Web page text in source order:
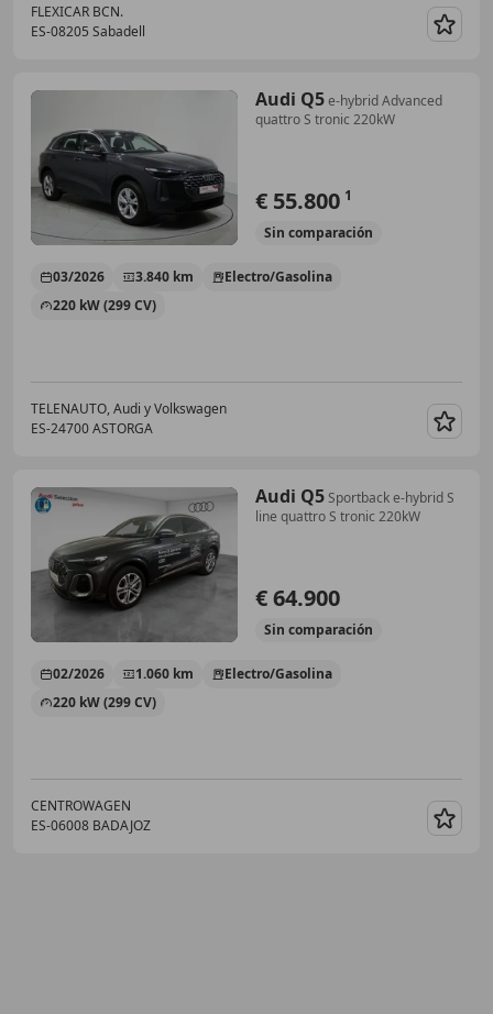
FLEXICAR BCN.
ES-08205 Sabadell
Audi Q5e-hybrid Advanced
quattro S tronic 220kW
€ 55.800 1
Sin comparación
03/2026 3.840 km
Electro/Gasolina
220 kW (299 CV)
TELENAUTO, Audi y Volkswagen
ES-24700 ASTORGA
Audi Q5Sportback e-hybrid S
line quattro S tronic 220kW
€ 64.900
Sin comparación
02/2026 1.060 km
Electro/Gasolina
220 kW (299 CV)
CENTROWAGEN
ES-06008 BADAJOZ